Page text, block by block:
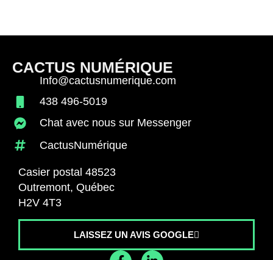
CACTUS NUMÉRIQUE
Info@cactusnumerique.com
438 496-5019
Chat avec nous sur Messenger
CactusNumérique
Casier postal 48523
Outremont, Québec
H2V 4T3
LAISSEZ UN AVIS GOOGLE